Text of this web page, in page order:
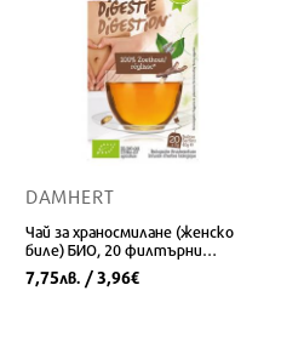
DAMHERT
Чай за храносмилане (женско
биле) БИО, 20 филтърни
пакетчета
7,75лв. / 3,96€